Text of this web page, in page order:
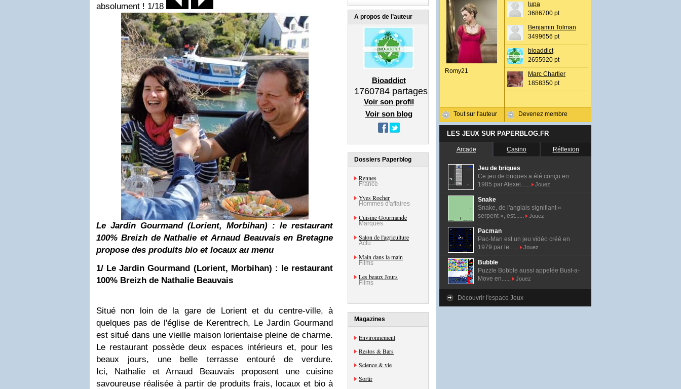
absolument ! 1/18
Le Jardin Gourmand (Lorient, Morbihan) : le restaurant
100% Breizh de Nathalie et Arnaud Beauvais en Bretagne
propose des produits bio et locaux au menu
1/ Le Jardin Gourmand (Lorient, Morbihan) : le restaurant
100% Breizh de Nathalie Beauvais
Situé non loin de la gare de Lorient et du centre-ville, à
quelques pas de l'église de Kerentrech, Le Jardin Gourmand
est situé dans une vieille maison lorientaise pleine de charme.
Le restaurant possède deux espaces intérieurs et, pour les
beaux jours, une belle terrasse entouré de verdure.
Ici, Nathalie et Arnaud Beauvais proposent une cuisine
savoureuse réalisée à partir de produits frais, locaux et bio à
A propos de l’auteur
Bioaddict
1760784 partages
Voir son profil
Voir son blog
Dossiers Paperblog
Rennes
France
Yves Rocher
Hommes d'affaires
Cuisine Gourmande
Marques
Salon de l'agriculture
Actu
Main dans la main
Films
Les beaux Jours
Films
Magazines
Environnement
Restos & Bars
Science & vie
Sortir
Romy21
Tout sur l'auteur
lupa
3686700 pt
Benjamin Tolman
3499656 pt
bioaddict
2655920 pt
Marc Chartier
1858350 pt
Devenez membre
LES JEUX SUR PAPERBLOG.FR
Arcade Casino Réflexion
Jeu de briques
Ce jeu de briques a été conçu en
1985 par Alexei......
Jouez
Snake
Snake, de l'anglais signifiant «
serpent », est......
Jouez
Pacman
Pac-Man est un jeu vidéo créé en
1979 par le......
Jouez
Bubble
Puzzle Bobble aussi appelée Bust-a-
Move en......
Jouez
Découvrir l'espace Jeux